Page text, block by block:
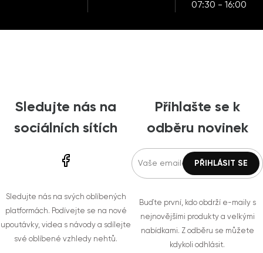
07:30 - 16:00
Sledujte nás na
sociálních sítích
Sledujte nás na svých oblíbených
platformách. Podívejte se na nové
upoutávky, videa s návody a sdílejte
své oblíbené vzhledy nehtů.
Přihlašte se k
odběru novinek
Buďte první, kdo obdrží e-maily s
nejnovějšími produkty a velkými
nabídkami. Z odběru se můžete
kdykoli odhlásit.